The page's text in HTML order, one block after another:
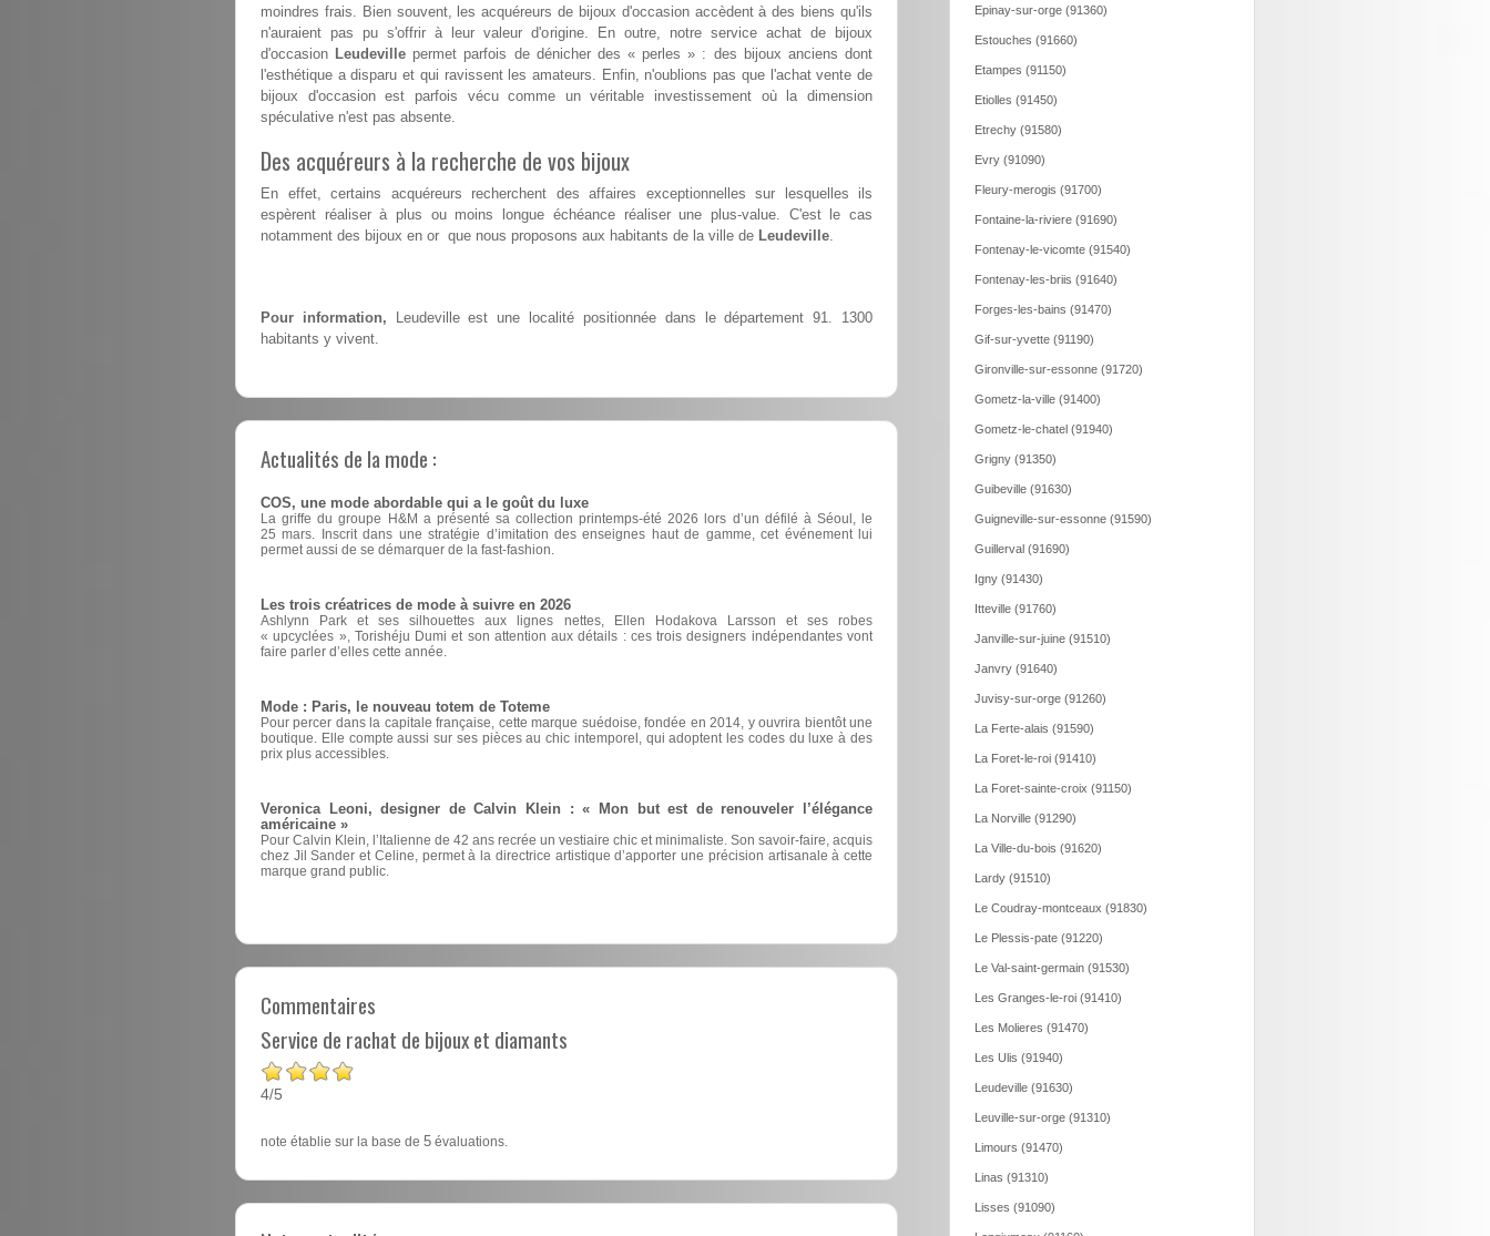
moindres frais. Bien souvent, les acquéreurs de bijoux d'occasion accèdent à des biens qu'ils
n'auraient pas pu s'offrir à leur valeur d'origine. En outre, notre service achat de bijoux
d'occasion Leudeville permet parfois de dénicher des « perles » : des bijoux anciens dont
l'esthétique a disparu et qui ravissent les amateurs. Enfin, n'oublions pas que l'achat vente de
bijoux d'occasion est parfois vécu comme un véritable investissement où la dimension
spéculative n'est pas absente.
Des acquéreurs à la recherche de vos bijoux
En effet, certains acquéreurs recherchent des affaires exceptionnelles sur lesquelles ils
espèrent réaliser à plus ou moins longue échéance réaliser une plus-value. C'est le cas
notamment des bijoux en or que nous proposons aux habitants de la ville de Leudeville
Pour information, Leudeville est une localité positionnée dans le département 91. 1300
habitants y vivent.
Actualités de la mode :
COS, une mode abordable qui a le goût du luxe
La griffe du groupe H&M a présenté sa collection printemps-été 2026 lors d’un défilé à Séoul, le
25 mars. Inscrit dans une stratégie d’imitation des enseignes haut de gamme, cet événement lui
permet aussi de se démarquer de la fast-fashion.
Les trois créatrices de mode à suivre en 2026
Ashlynn Park et ses silhouettes aux lignes nettes, Ellen Hodakova Larsson et ses robes
« upcyclées », Torishéju Dumi et son attention aux détails : ces trois designers indépendantes vont
faire parler d’elles cette année.
Mode : Paris, le nouveau totem de Toteme
Pour percer dans la capitale française, cette marque suédoise, fondée en 2014, y ouvrira bientôt une
boutique. Elle compte aussi sur ses pièces au chic intemporel, qui adoptent les codes du luxe à des
prix plus accessibles.
Veronica Leoni, designer de Calvin Klein : « Mon but est de renouveler l’élégance
américaine »
Pour Calvin Klein, l’Italienne de 42 ans recrée un vestiaire chic et minimaliste. Son savoir-faire, acquis
chez Jil Sander et Celine, permet à la directrice artistique d’apporter une précision artisanale à cette
marque grand public.
Commentaires
Service de rachat de bijoux et diamants
4/5
note établie sur la base de 5 évaluations.
Epinay-sur-orge (91360)
Estouches (91660)
Etampes (91150)
Etiolles (91450)
Etrechy (91580)
Evry (91090)
Fleury-merogis (91700)
Fontaine-la-riviere (91690)
Fontenay-le-vicomte (91540)
Fontenay-les-briis (91640)
Forges-les-bains (91470)
Gif-sur-yvette (91190)
Gironville-sur-essonne (91720)
Gometz-la-ville (91400)
Gometz-le-chatel (91940)
Grigny (91350)
Guibeville (91630)
Guigneville-sur-essonne (91590)
Guillerval (91690)
Igny (91430)
Itteville (91760)
Janville-sur-juine (91510)
Janvry (91640)
Juvisy-sur-orge (91260)
La Ferte-alais (91590)
La Foret-le-roi (91410)
La Foret-sainte-croix (91150)
La Norville (91290)
La Ville-du-bois (91620)
Lardy (91510)
Le Coudray-montceaux (91830)
Le Plessis-pate (91220)
Le Val-saint-germain (91530)
Les Granges-le-roi (91410)
Les Molieres (91470)
Les Ulis (91940)
Leudeville (91630)
Leuville-sur-orge (91310)
Limours (91470)
Linas (91310)
Lisses (91090)